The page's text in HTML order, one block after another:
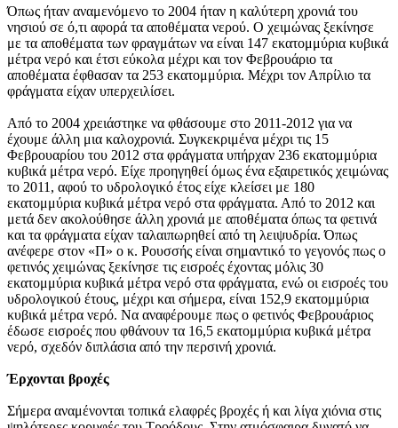
Όπως ήταν αναμενόμενο το 2004 ήταν η καλύτερη χρονιά του
νησιού σε ό,τι αφορά τα αποθέματα νερού. Ο χειμώνας ξεκίνησε
με τα αποθέματα των φραγμάτων να είναι 147 εκατομμύρια κυβικά
μέτρα νερό και έτσι εύκολα μέχρι και τον Φεβρουάριο τα
αποθέματα έφθασαν τα 253 εκατομμύρια. Μέχρι τον Απρίλιο τα
φράγματα είχαν υπερχειλίσει.
Από το 2004 χρειάστηκε να φθάσουμε στο 2011-2012 για να
έχουμε άλλη μια καλοχρονιά. Συγκεκριμένα μέχρι τις 15
Φεβρουαρίου του 2012 στα φράγματα υπήρχαν 236 εκατομμύρια
κυβικά μέτρα νερό. Είχε προηγηθεί όμως ένα εξαιρετικός χειμώνας
το 2011, αφού το υδρολογικό έτος είχε κλείσει με 180
εκατομμύρια κυβικά μέτρα νερό στα φράγματα. Από το 2012 και
μετά δεν ακολούθησε άλλη χρονιά με αποθέματα όπως τα φετινά
και τα φράγματα είχαν ταλαιπωρηθεί από τη λειψυδρία. Όπως
ανέφερε στον «Π» ο κ. Ρουσσής είναι σημαντικό το γεγονός πως ο
φετινός χειμώνας ξεκίνησε τις εισροές έχοντας μόλις 30
εκατομμύρια κυβικά μέτρα νερό στα φράγματα, ενώ οι εισροές του
υδρολογικού έτους, μέχρι και σήμερα, είναι 152,9 εκατομμύρια
κυβικά μέτρα νερό. Να αναφέρουμε πως ο φετινός Φεβρουάριος
έδωσε εισροές που φθάνουν τα 16,5 εκατομμύρια κυβικά μέτρα
νερό, σχεδόν διπλάσια από την περσινή χρονιά.
Έρχονται βροχές
Σήμερα αναμένονται τοπικά ελαφρές βροχές ή και λίγα χιόνια στις